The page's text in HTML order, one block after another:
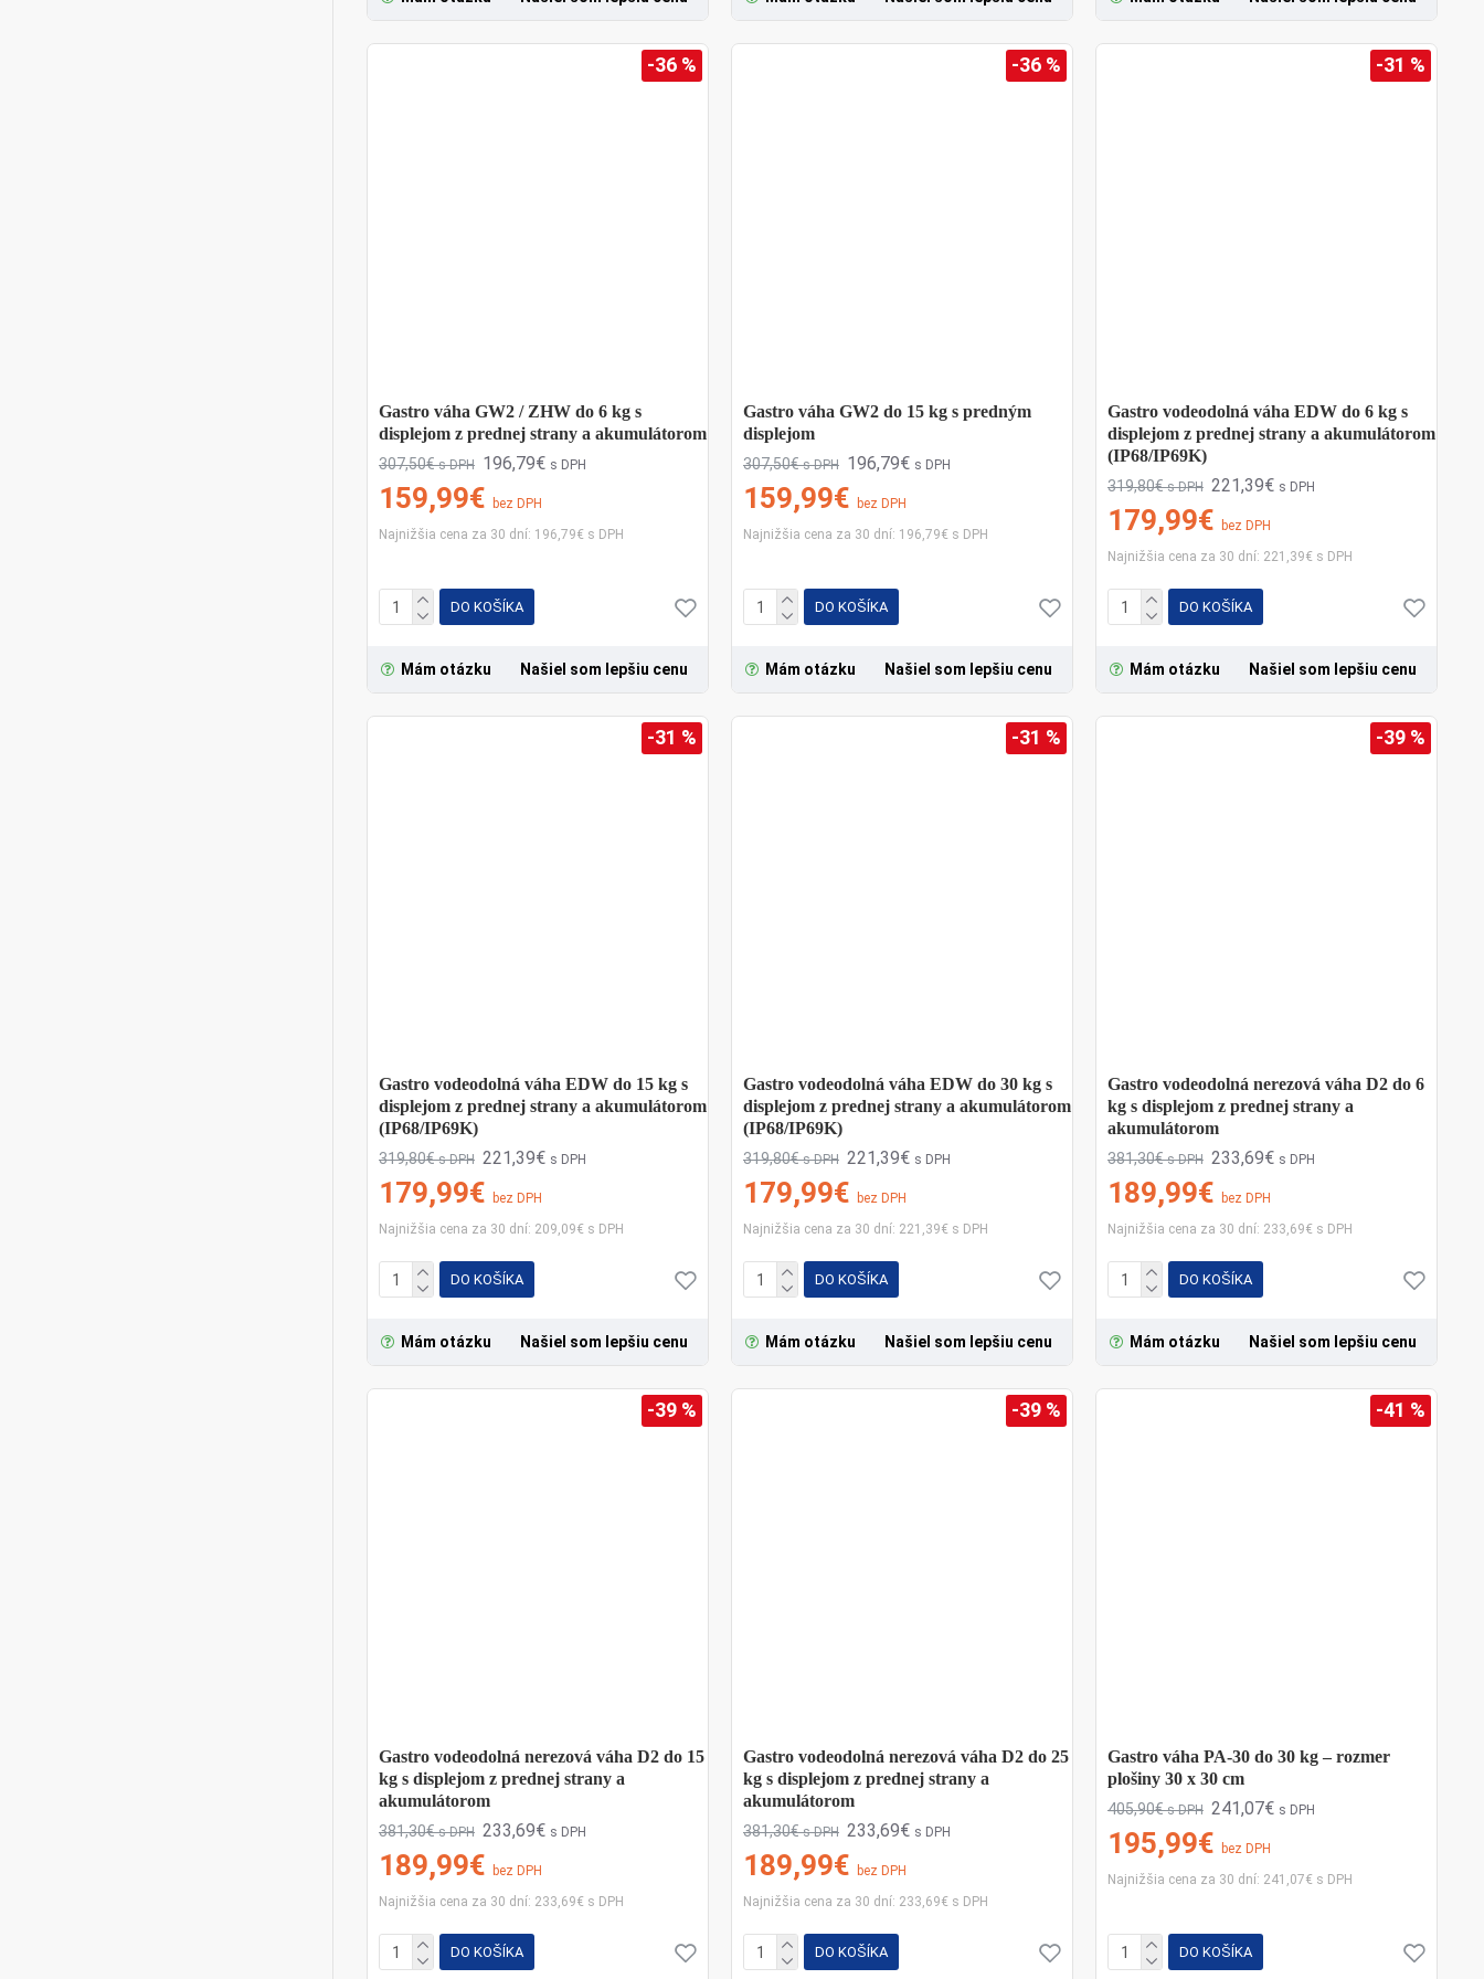
zariadenia dlhodobo používať s požadovanou presnosťou merania.
KVALITA, DÔVERA, RÝCHLOSŤ A SPOĽAHLIVOSŤ.
-36 %
Gastro váha GW2 / ZHW do 6 kg s
displejom z prednej strany a akumulátorom
196,79€ s DPH
307,50€s DPH
159,99€
bez DPH
Najnižšia cena za 30 dní: 196,79€ s DPH
DO KOŠÍKA
Mám otázku Našiel som lepšiu cenu
-36 %
Gastro váha GW2 do 15 kg s predným
displejom
196,79€ s DPH
307,50€s DPH
159,99€
bez DPH
Najnižšia cena za 30 dní: 196,79€ s DPH
DO KOŠÍKA
Mám otázku Našiel som lepšiu cenu
-31 %
Gastro vodeodolná váha EDW do 6 kg s
displejom z prednej strany a akumulátorom
(IP68/IP69K)
221,39€ s DPH
319,80€s DPH
179,99€
bez DPH
Najnižšia cena za 30 dní: 221,39€ s DPH
DO KOŠÍKA
Mám otázku Našiel som lepšiu cenu
-31 %
Gastro vodeodolná váha EDW do 15 kg s
displejom z prednej strany a akumulátorom
(IP68/IP69K)
221,39€ s DPH
319,80€s DPH
179,99€
bez DPH
Najnižšia cena za 30 dní: 209,09€ s DPH
DO KOŠÍKA
Mám otázku Našiel som lepšiu cenu
-31 %
Gastro vodeodolná váha EDW do 30 kg s
displejom z prednej strany a akumulátorom
(IP68/IP69K)
221,39€ s DPH
319,80€s DPH
179,99€
bez DPH
Najnižšia cena za 30 dní: 221,39€ s DPH
DO KOŠÍKA
Mám otázku Našiel som lepšiu cenu
-39 %
Gastro vodeodolná nerezová váha D2 do 6
kg s displejom z prednej strany a
akumulátorom
233,69€ s DPH
381,30€s DPH
189,99€
bez DPH
Najnižšia cena za 30 dní: 233,69€ s DPH
DO KOŠÍKA
Mám otázku Našiel som lepšiu cenu
-39 %
Gastro vodeodolná nerezová váha D2 do 15
kg s displejom z prednej strany a
akumulátorom
233,69€ s DPH
381,30€s DPH
189,99€
bez DPH
Najnižšia cena za 30 dní: 233,69€ s DPH
DO KOŠÍKA
-39 %
Gastro vodeodolná nerezová váha D2 do 25
kg s displejom z prednej strany a
akumulátorom
233,69€ s DPH
381,30€s DPH
189,99€
bez DPH
Najnižšia cena za 30 dní: 233,69€ s DPH
DO KOŠÍKA
-41 %
Gastro váha PA-30 do 30 kg – rozmer
plošiny 30 x 30 cm
241,07€ s DPH
405,90€s DPH
195,99€
bez DPH
Najnižšia cena za 30 dní: 241,07€ s DPH
DO KOŠÍKA